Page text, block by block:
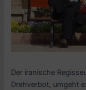
Der iranische
Drehverbot, umgeht